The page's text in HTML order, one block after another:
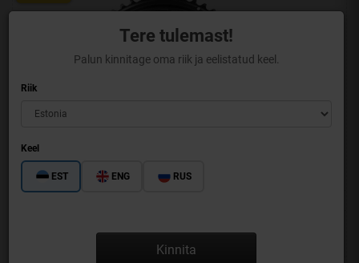
Tere tulemast!
Palun kinnitage oma riik ja eelistatud keel.
Riik
Keel
EST ENG RUS
Kinnita
VÄNDAD 12s ULTEGRA FC-R8100 170mm 50/34T